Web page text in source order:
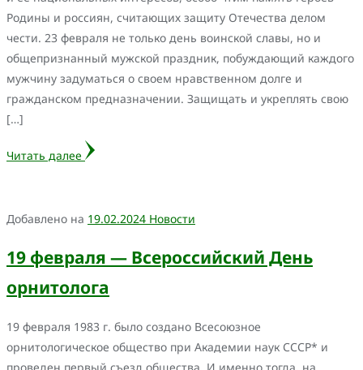
Родины и россиян, считающих защиту Отечества делом
чести. 23 февраля не только день воинской славы, но и
общепризнанный мужской праздник, побуждающий каждого
мужчину задуматься о своем нравственном долге и
гражданском предназначении. Защищать и укреплять свою
[…]
Читать далее
Добавлено на 19.02.2024 Новости
19 февраля — Всероссийский День
орнитолога
19 февраля 1983 г. было создано Всесоюзное
орнитологическое общество при Академии наук СССР* и